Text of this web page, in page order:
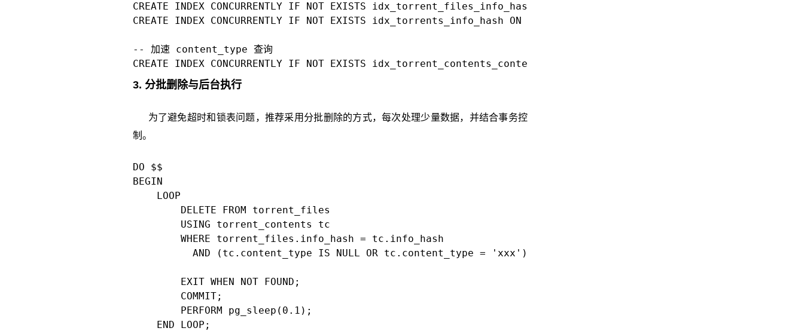
CREATE INDEX CONCURRENTLY IF NOT EXISTS idx_torrent_files_info_hash ON torrent_files(info_hash);
CREATE INDEX CONCURRENTLY IF NOT EXISTS idx_torrents_info_hash ON torrents(info_hash);
-- 加速 content_type 查询
CREATE INDEX CONCURRENTLY IF NOT EXISTS idx_torrent_contents_content_type ON torrent_contents(content_type);
3. 分批删除与后台执行
为了避免超时和锁表问题，推荐采用分批删除的方式，每次处理少量数据，并结合事务控
制。
DO $$
BEGIN
    LOOP
        DELETE FROM torrent_files
        USING torrent_contents tc
        WHERE torrent_files.info_hash = tc.info_hash
          AND (tc.content_type IS NULL OR tc.content_type = 'xxx');
        EXIT WHEN NOT FOUND;
        COMMIT;
        PERFORM pg_sleep(0.1);
    END LOOP;